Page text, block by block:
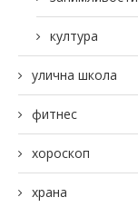
култура
улична школа
фитнес
хороскоп
храна